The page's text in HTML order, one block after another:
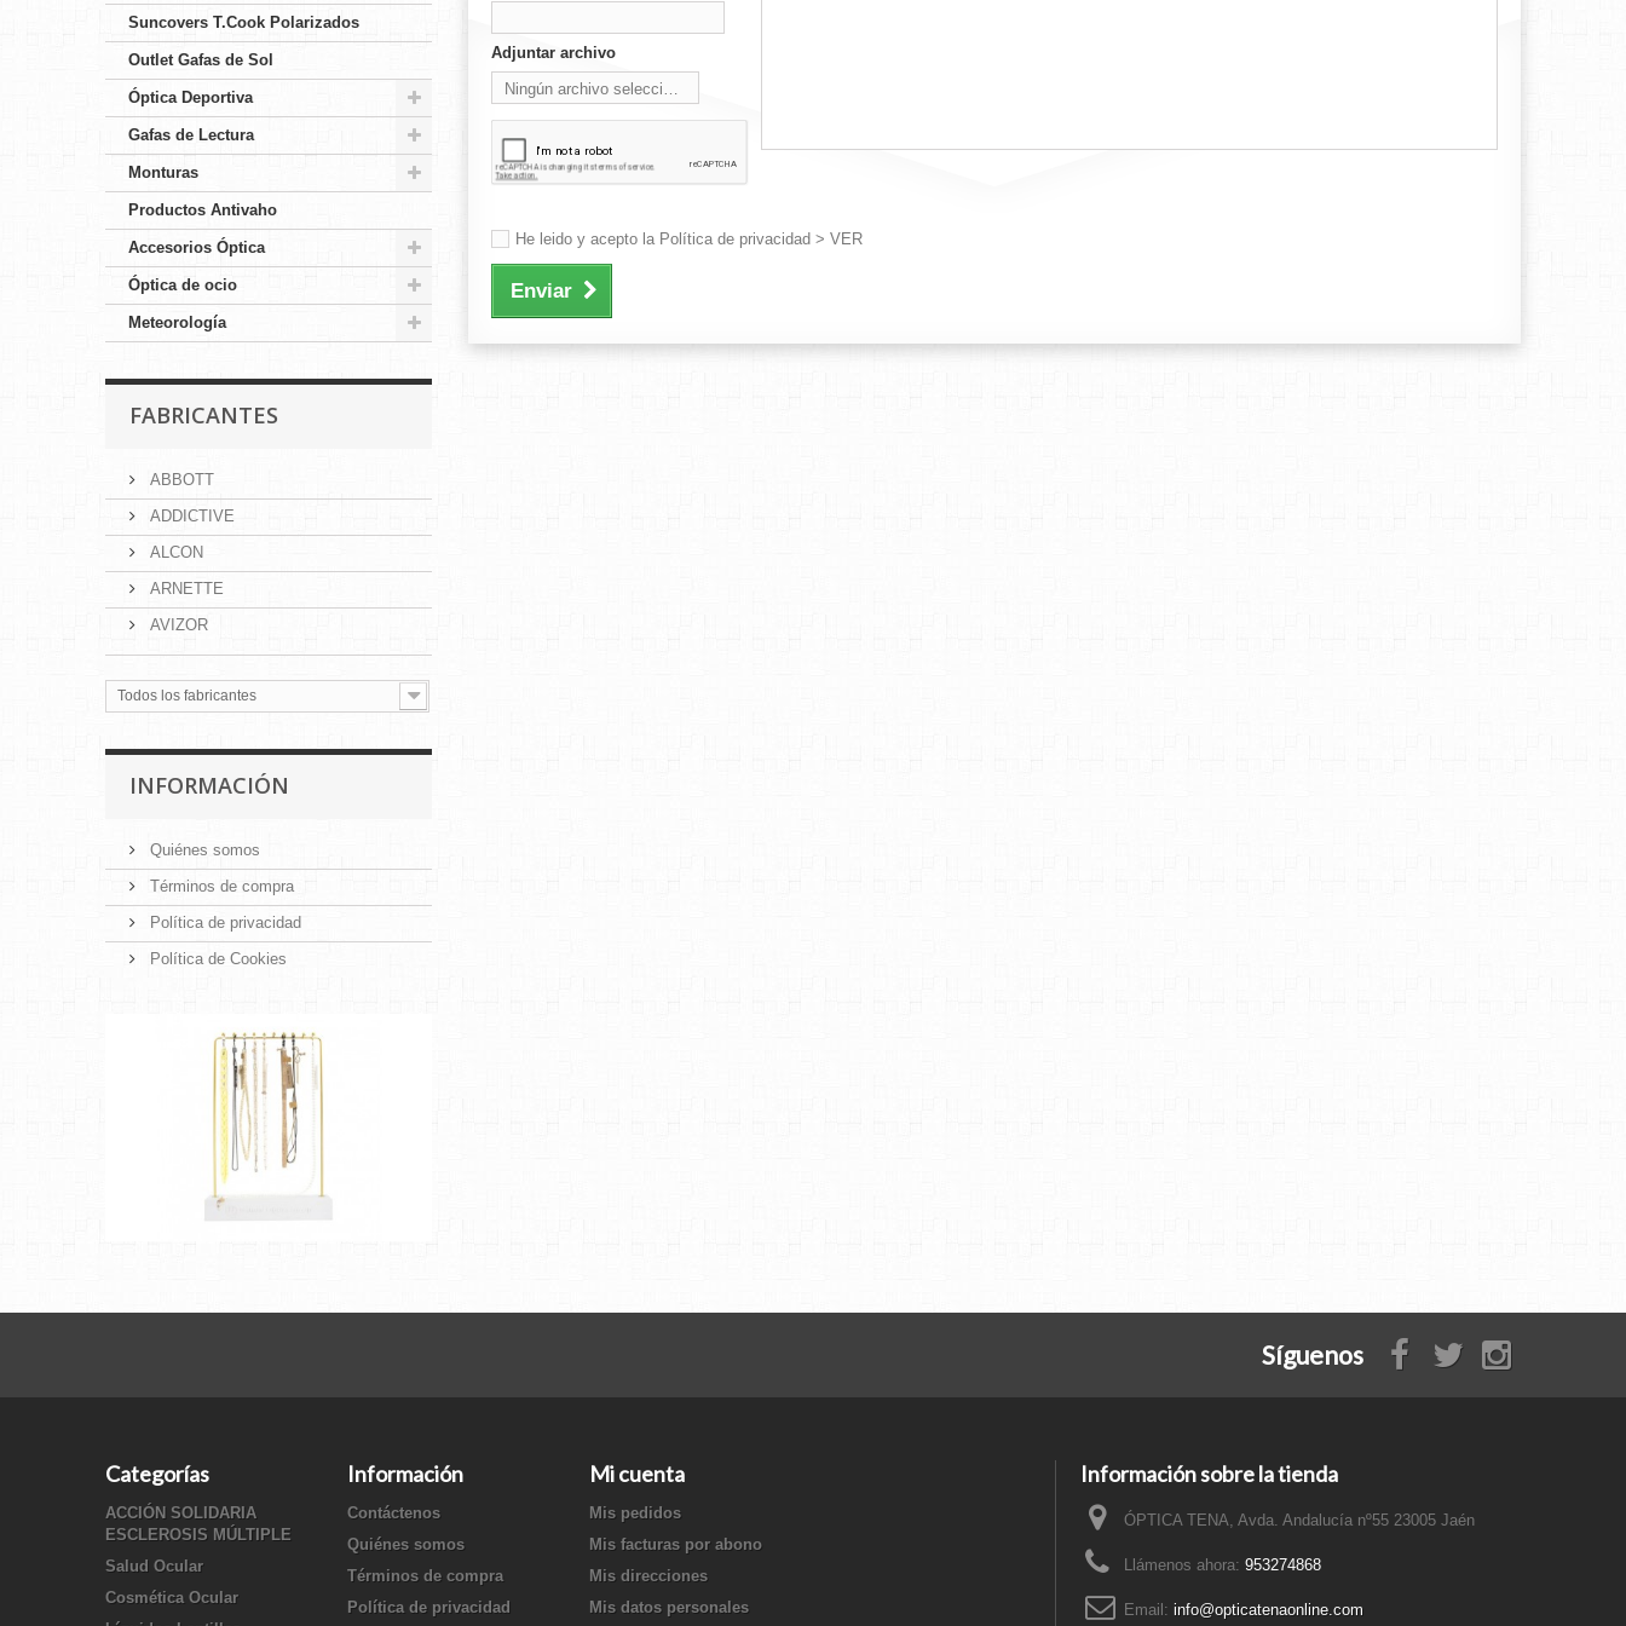
Suncovers T.Cook Polarizados
Outlet Gafas de Sol
Óptica Deportiva
Gafas de Lectura
Monturas
Productos Antivaho
Accesorios Óptica
Óptica de ocio
Meteorología
FABRICANTES
ABBOTT
ADDICTIVE
ALCON
ARNETTE
AVIZOR
Todos los fabricantes
INFORMACIÓN
Quiénes somos
Términos de compra
Política de privacidad
Política de Cookies
Adjuntar archivo
Ningún archivo seleccionado
Seleccione un
archivo
He leido y acepto la Política de privacidad > VER
Enviar
Síguenos
Categorías
ACCIÓN SOLIDARIA
ESCLEROSIS MÚLTIPLE
Salud Ocular
Cosmética Ocular
Información
Contáctenos
Quiénes somos
Términos de compra
Política de privacidad
Mi cuenta
Mis pedidos
Mis facturas por abono
Mis direcciones
Mis datos personales
Información sobre la tienda
ÓPTICA TENA, Avda. Andalucía nº55 23005 Jaén
Llámenos ahora: 953274868
Email: info@opticatenaonline.com